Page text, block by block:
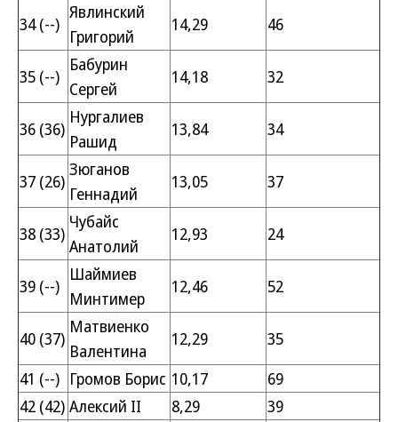
34 (--)
Явлинский
Григорий
14,29 46
35 (--)
Бабурин
Сергей
14,18 32
36 (36)
Нургалиев
Рашид
13,84 34
37 (26)
Зюганов
Геннадий
13,05 37
38 (33)
Чубайс
Анатолий
12,93 24
39 (--)
Шаймиев
Минтимер
12,46 52
40 (37)
Матвиенко
Валентина
12,29
35
41 (--) Громов Борис 10,17
69
42 (42) Алексий II 8,29
39